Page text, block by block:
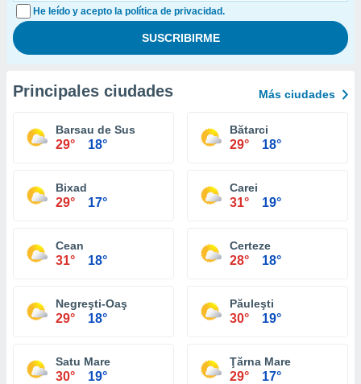
He leído y acepto la política de privacidad.
Principales ciudades Más ciudades
Barsau de Sus
29° 18°
Bătarci
29° 18°
Bixad
29° 17°
Carei
31° 19°
Cean
31° 18°
Certeze
28° 18°
Negreşti-Oaş
29° 18°
Păuleşti
30° 19°
Satu Mare
30° 19°
Ţărna Mare
29° 17°